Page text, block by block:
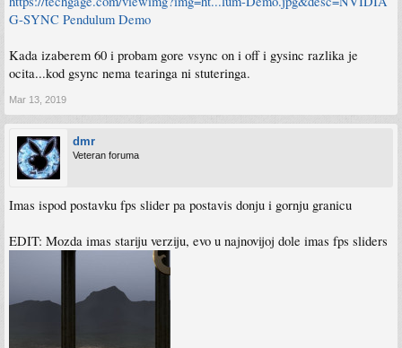
G-SYNC Pendulum Demo
Kada izaberem 60 i probam gore vsync on i off i gysinc razlika je
ocita...kod gsync nema tearinga ni stuteringa.
Mar 13, 2019
dmr
Veteran foruma
Imas ispod postavku fps slider pa postavis donju i gornju granicu
EDIT: Mozda imas stariju verziju, evo u najnovijoj dole imas fps sliders